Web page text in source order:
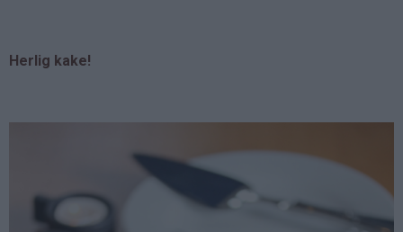
Herlig kake!